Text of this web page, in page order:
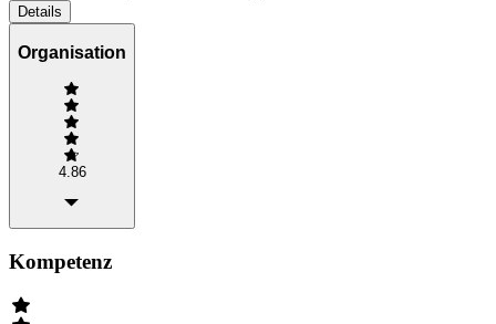
Details
Organisation
4.86
Kompetenz